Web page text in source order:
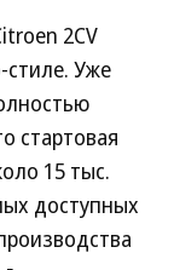
2CV
стиле. Уже
стартовая
15 тыс.
доступных